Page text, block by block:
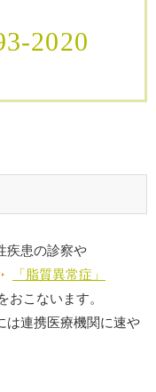
2020
疾患の診察や
「脂質異常症」
おこないます。
は連携医療機関に速や